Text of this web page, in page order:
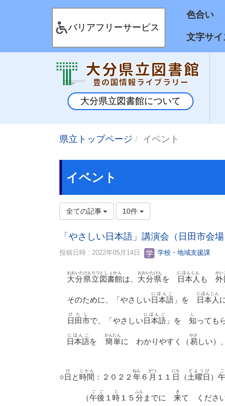
バリアフリーサービス
色合
文字サイ
大分県立図書館について
県立トップページ イベント
イベント
全ての記事 10件
「やさしい日本語」講演会（日田市会
投稿日時 : 2022年05月14日 学校・地域支援課
大分
おおいた
県立
けんりつ
図書館
としょかん
は、 大分県
おおいたけん
を 日本人
にほんじん
も 外
がい
そのために、「やさしい 日本語
にほんご
」を 日本人
にほんじん
日田市
ひたし
で、「やさしい 日本語
にほんご
」を 知
し
っても
日本語
にほんご
を 簡単
かんたん
に わかりやすく（易
やさ
しい）、
○ 日
ひ
と 時間
じかん
： ２０２２ 年
ねん
６ 月
がつ
１１ 日
にち
（土曜日
どようび
）
（午後
ごご
１ 時
じ
１５ 分
ふん
までに 来
き
て ください